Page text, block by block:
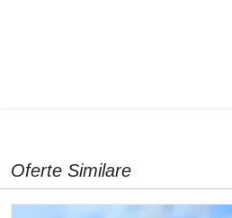
Oferte Similare